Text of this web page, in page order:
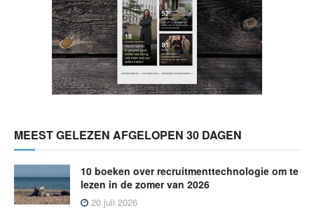
MEEST GELEZEN AFGELOPEN 30 DAGEN
10 boeken over recruitmenttechnologie om te
lezen in de zomer van 2026
20 juli 2026